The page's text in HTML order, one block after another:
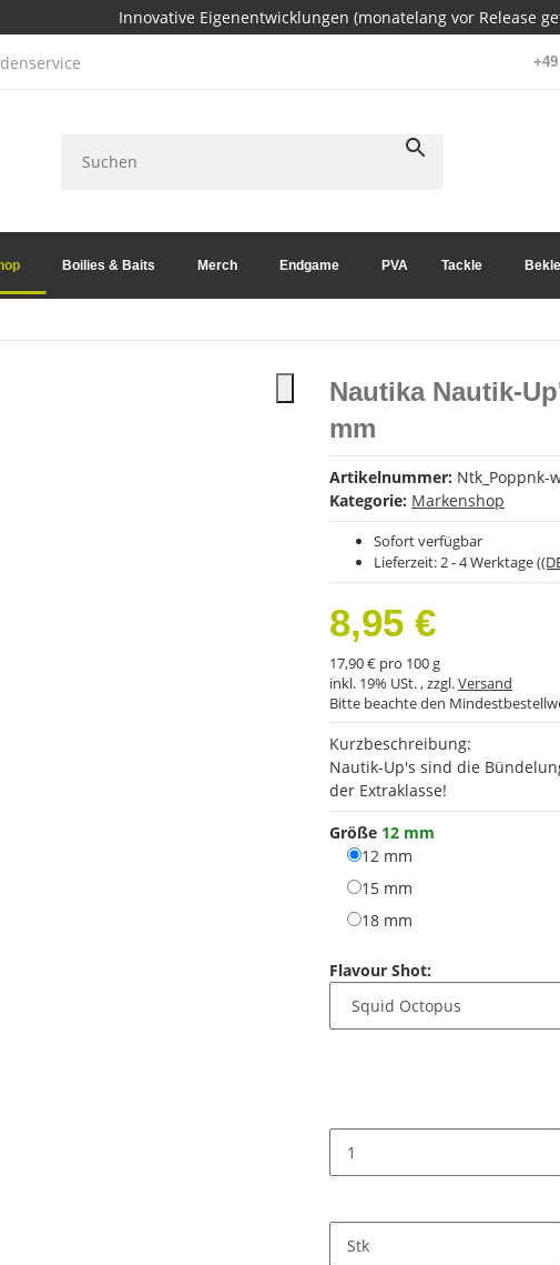
Innovative Eigenentwicklungen (monatelang vor Release
Boilies & Baits Merch Endgame PVA Tackle
Nautika Nautik-
mm
Artikelnummer: Ntk_Poppnk-
Kategorie: Markenshop
Sofort verfügbar
Lieferzeit: 2 - 4 Werktage
8,95 €
17,90 € pro 100 g
inkl. 19% USt. , zzgl.Versand
Bitte beachte den
Kurzbeschreibung:
Nautik-Up's sind die
der Extraklasse!
Größe 12 mm
12 mm
15 mm
18 mm
Flavour Shot:
Stk